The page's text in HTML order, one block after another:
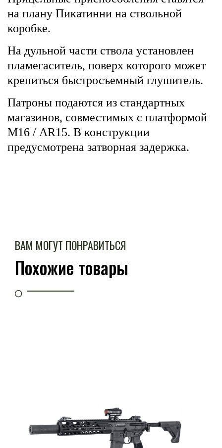
на плану Пикатинни на ствольной
коробке.
На дульной части ствола установлен
пламегаситель, поверх которого может
крепиться быстросъемный глушитель.
Патроны подаются из стандартных
магазинов, совместимых с платформой
М16 / AR15. В конструкции
предусмотрена затворная задержка.
ВАМ МОГУТ ПОНРАВИТЬСЯ
Похожие товары